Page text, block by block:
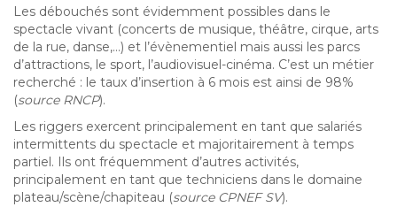
Les débouchés sont évidemment possibles dans le
spectacle vivant (concerts de musique, théâtre, cirque, arts
de la rue, danse,…) et l’évènementiel mais aussi les parcs
d’attractions, le sport, l’audiovisuel-cinéma. C’est un métier
recherché : le taux d’insertion à 6 mois est ainsi de 98%
(source RNCP).
Les riggers exercent principalement en tant que salariés
intermittents du spectacle et majoritairement à temps
partiel. Ils ont fréquemment d’autres activités,
principalement en tant que techniciens dans le domaine
plateau/scène/chapiteau (source CPNEF SV).